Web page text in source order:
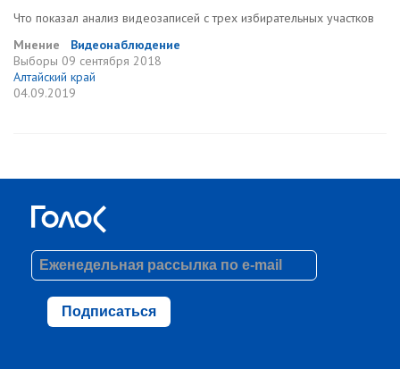
Что показал анализ видеозаписей с трех избирательных участков
Мнение
Видеонаблюдение
Выборы 09 сентября 2018
Алтайский край
04.09.2019
Подписаться